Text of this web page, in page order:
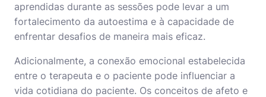
aprendidas durante as sessões pode levar a um
fortalecimento da autoestima e à capacidade de
enfrentar desafios de maneira mais eficaz.
Adicionalmente, a conexão emocional estabelecida
entre o terapeuta e o paciente pode influenciar a
vida cotidiana do paciente. Os conceitos de afeto e